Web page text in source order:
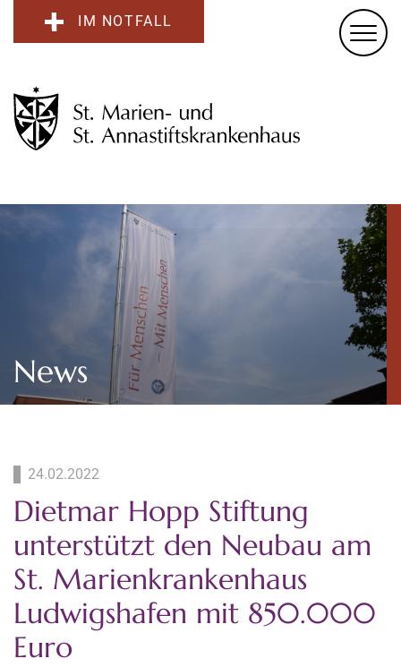
IM NOTFALL
News
24.02.2022
Dietmar Hopp Stiftung
unterstützt den Neubau am
St. Marienkrankenhaus
Ludwigshafen mit 850.000
Euro